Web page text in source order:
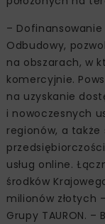
– Dofinansowanie
Odbudowy,
na obszarach, w
komercyjnie.
na uzyskanie
i nowoczesnych
regionów, a także
usług online.
środków
milionów złotych
Grupy TAURON.